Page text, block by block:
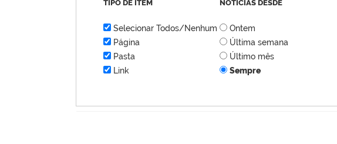
TIPO DE ITEM
Selecionar Todos/Nenhum
Página
Pasta
Link
NOTÍCIAS DESDE
Ontem
Última semana
Último mês
Sempre